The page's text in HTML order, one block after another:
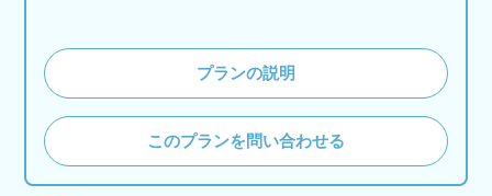
プランの説明
このプランを問い合わせる